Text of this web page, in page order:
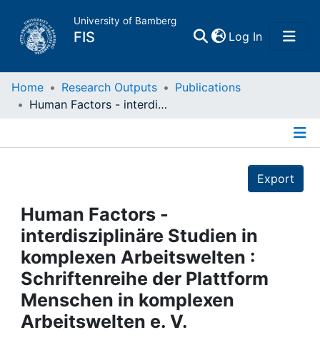
University of Bamberg
FIS Log In(current)
Home
Projects
People
Institutions
Awards
Home Research Outputs
Publications
Human Factors - interdisziplinäre Studien in komplexen Arbeitswelten : Schriftenreihe der Plattform Menschen in komplexen Arbeitswelten e. V.
Export
Human Factors -
interdisziplinäre Studien in
komplexen Arbeitswelten :
Schriftenreihe der Plattform
Menschen in komplexen
Arbeitswelten e. V.